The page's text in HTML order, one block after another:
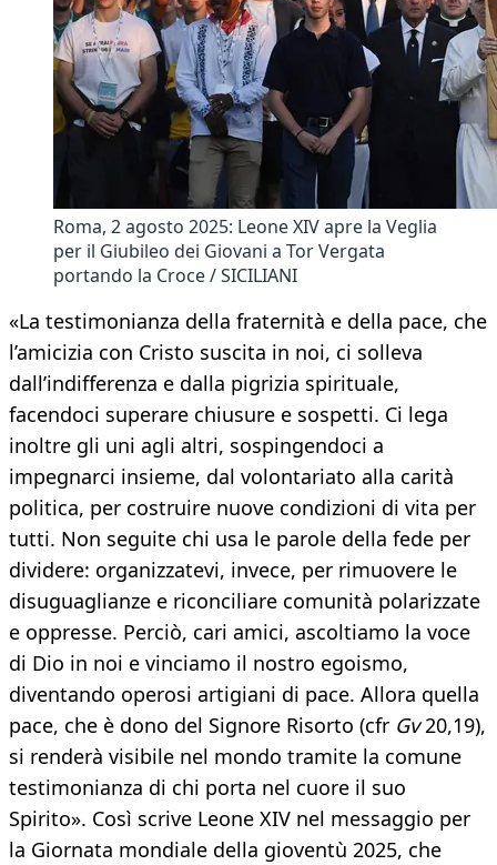
Roma, 2 agosto 2025: Leone XIV apre la Veglia
per il Giubileo dei Giovani a Tor Vergata
portando la Croce / SICILIANI
«La testimonianza della fraternità e della pace, che
l’amicizia con Cristo suscita in noi, ci solleva
dall’indifferenza e dalla pigrizia spirituale,
facendoci superare chiusure e sospetti. Ci lega
inoltre gli uni agli altri, sospingendoci a
impegnarci insieme, dal volontariato alla carità
politica, per costruire nuove condizioni di vita per
tutti. Non seguite chi usa le parole della fede per
dividere: organizzatevi, invece, per rimuovere le
disuguaglianze e riconciliare comunità polarizzate
e oppresse. Perciò, cari amici, ascoltiamo la voce
di Dio in noi e vinciamo il nostro egoismo,
diventando operosi artigiani di pace. Allora quella
pace, che è dono del Signore Risorto (cfr Gv20,19),
si renderà visibile nel mondo tramite la comune
testimonianza di chi porta nel cuore il suo
Spirito». Così scrive Leone XIV nel messaggio per
la Giornata mondiale della gioventù 2025, che